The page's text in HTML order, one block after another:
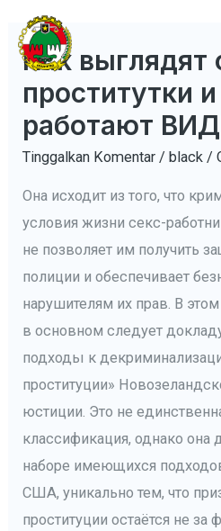
Lewati
kontenКак выглядят
проститутки
работают
Tinggalkan Komentar / black /
Она исходит из того, что
условия жизни секс-
не позволяет им получить
полиции и обеспечивает
нарушителям их прав. В
в основном следует
подходы к
проституции»
юстиции. Это не
классификация, однако она
наборе имеющихся
США, уникально тем, что
проституции остаётся не